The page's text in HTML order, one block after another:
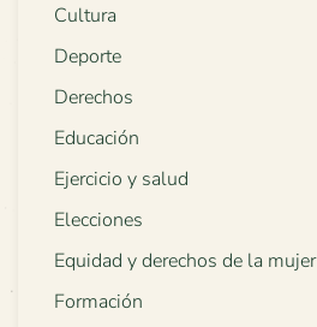
Cultura
Deporte
Derechos
Educación
Ejercicio y salud
Elecciones
Equidad y derechos de la mujer
Formación